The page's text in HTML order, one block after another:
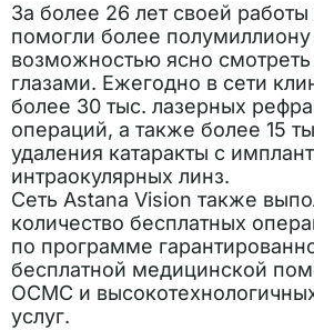
За более 26 лет своей
помогли более
возможностью ясно
глазами. Ежегодно в сети
более 30 тыс. лазерных
операций, а также более 15
удаления катаракты с
интраокулярных линз.
Сеть Astana Vision также
количество бесплатных
по программе
бесплатной медицинской
ОСМС и
услуг.